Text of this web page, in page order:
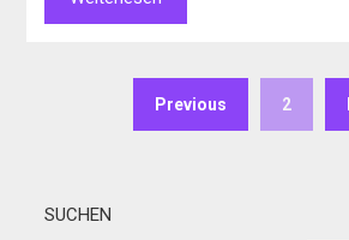
Previous 2
SUCHEN